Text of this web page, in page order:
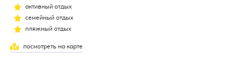
активный отдых
семейный отдых
пляжный отдых
посмотреть на карте